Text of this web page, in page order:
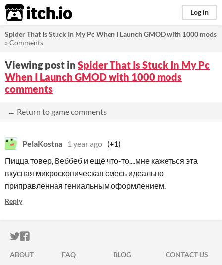
itch.io Log in
Spider That Is Stuck In My Pc When I Launch GMOD with 1000 mods
»Comments
Viewing post in Spider That Is Stuck In My Pc
When I Launch GMOD with 1000 mods
comments
← Return to game comments
PelaKostna 1 year ago (+1)
Пицца товер, Веббеб и ещё что-то....мне кажеться эта
вкусная микроскопическая смесь идеально
приправленная гениальным оформлением.
Reply
ITCH.IO ON TWITTER
ITCH.IO ON FACEBOOK
ABOUT FAQ BLOG
CONTACT US